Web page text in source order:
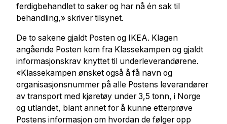
ferdigbehandlet to saker og har nå én sak til
behandling,» skriver tilsynet.
De to sakene gjaldt Posten og IKEA. Klagen
angående Posten kom fra Klassekampen og gjaldt
informasjonskrav knyttet til underleverandørene.
«Klassekampen ønsket også å få navn og
organisasjonsnummer på alle Postens leverandører
av transport med kjøretøy under 3,5 tonn, i Norge
og utlandet, blant annet for å kunne etterprøve
Postens informasjon om hvordan de følger opp